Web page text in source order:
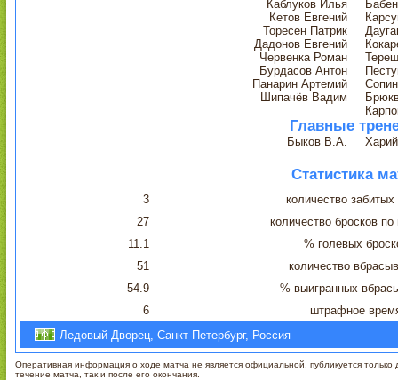
Каблуков Илья
Кетов Евгений
Торесен Патрик
Дадонов Евгений
Червенка Роман
Бурдасов Антон
Панарин Артемий
Шипачёв Вадим
Главные
Быков В.А.
Статистика
3
количество
27
количество бросков по
11.1
% голевых
51
количество
54.9
% выигранных
6
штрафное
Ледовый Дворец, Санкт-Петербург, Россия
Оперативная информация о ходе матча не является официальной, публикуется только
течение матча, так и после его окончания.